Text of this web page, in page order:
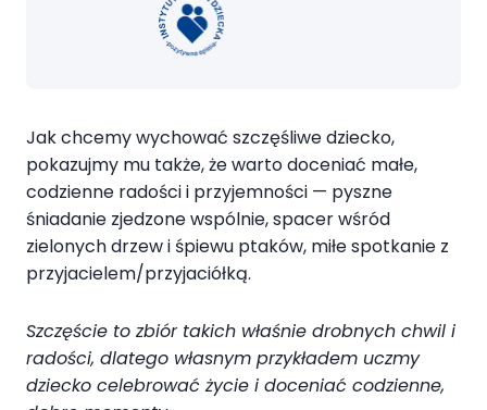
Jak chcemy wychować szczęśliwe dziecko,
pokazujmy mu także, że warto doceniać małe,
codzienne radości i przyjemności — pyszne
śniadanie zjedzone wspólnie, spacer wśród
zielonych drzew i śpiewu ptaków, miłe spotkanie z
przyjacielem/przyjaciółką.
Szczęście to zbiór takich właśnie drobnych chwil i
radości, dlatego własnym przykładem uczmy
dziecko celebrować życie i doceniać codzienne,